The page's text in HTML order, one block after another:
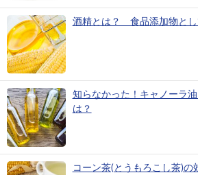
酒精とは？ 食品添加物とし
知らなかった！キャノーラ
は？
コーン茶(とうもろこし茶)の